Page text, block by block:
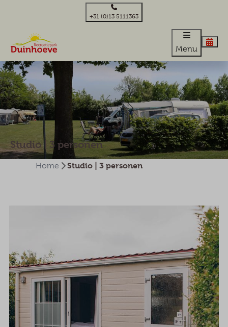
+31 (0)13 5111363
Menu
Studio | 3 personen
Home Studio | 3 personen